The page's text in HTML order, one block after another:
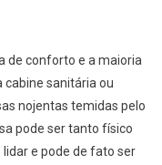
de conforto e a maioria
cabine sanitária ou
nojentas temidas pelo
pode ser tanto físico
e pode de fato ser